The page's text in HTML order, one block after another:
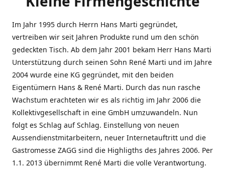
Im Jahr 1995 durch Herrn Hans Marti gegründet,
vertreiben wir seit Jahren Produkte rund um den schön
gedeckten Tisch. Ab dem Jahr 2001 bekam Herr Hans Marti
Unterstützung durch seinen Sohn René Marti und im Jahre
2004 wurde eine KG gegründet, mit den beiden
Eigentümern Hans & René Marti. Durch das nun rasche
Wachstum erachteten wir es als richtig im Jahr 2006 die
Kollektivgesellschaft in eine GmbH umzuwandeln. Nun
folgt es Schlag auf Schlag. Einstellung von neuen
Aussendienstmitarbeitern, neuer Internetauftritt und die
Gastromesse ZAGG sind die Highligths des Jahres 2006. Per
1.1. 2013 übernimmt René Marti die volle Verantwortung.